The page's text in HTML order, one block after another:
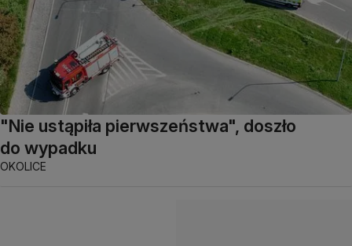
"Nie ustąpiła pierwszeństwa", doszło
do wypadku
OKOLICE